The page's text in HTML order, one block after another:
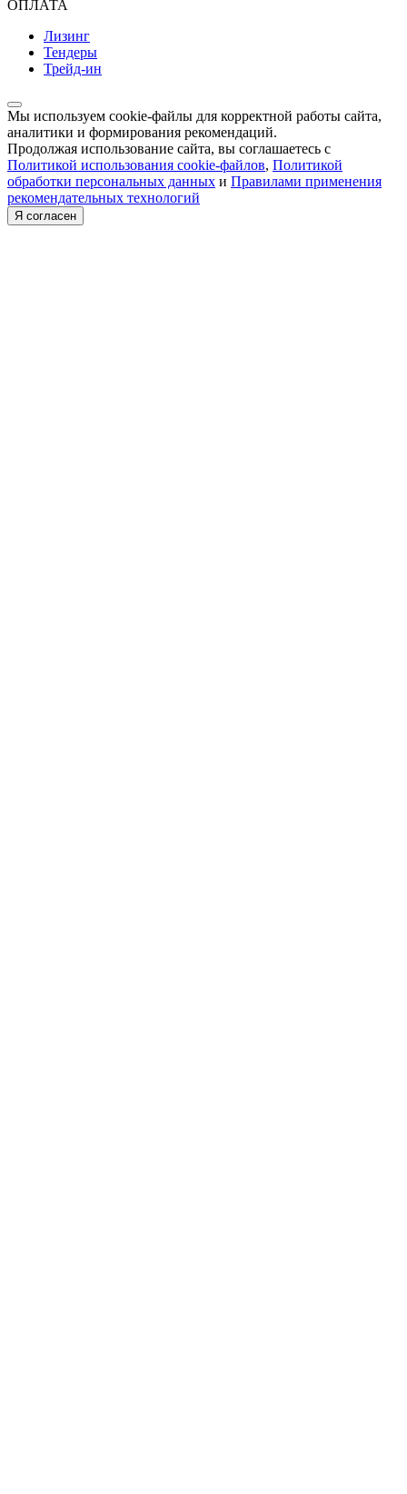
ОПЛАТА
Лизинг
Тендеры
Трейд-ин
Мы используем cookie-файлы для корректной работы сайта,
аналитики и формирования рекомендаций.
Продолжая использование сайта, вы соглашаетесь с
Политикой использования cookie-файлов, Политикой
обработки персональных данных и Правилами применения
рекомендательных технологий
Я согласен